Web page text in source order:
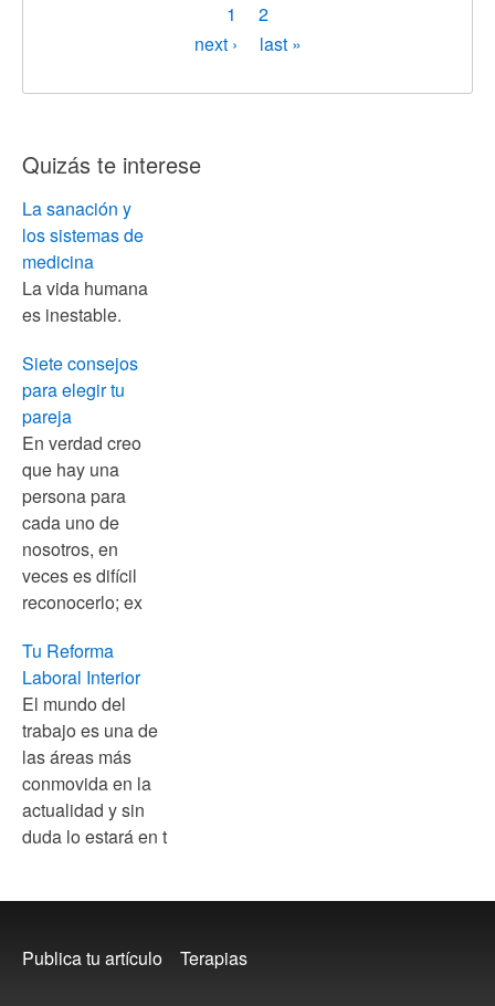
Página
actual
1 Page
2
Siguiente
next ›
Última
last »
Quizás te interese
La sanación y
los sistemas de
medicina
La vida humana
es inestable.
Siete consejos
para elegir tu
pareja
En verdad creo
que hay una
persona para
cada uno de
nosotros, en
veces es difícil
reconocerlo; ex
Tu Reforma
Laboral Interior
El mundo del
trabajo es una de
las áreas más
conmovida en la
actualidad y sin
duda lo estará en t
menu
Publica tu artículo Terapias